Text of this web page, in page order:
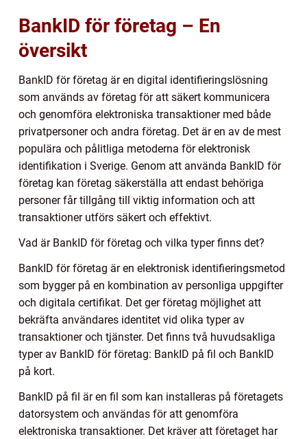
BankID för företag – En
översikt
BankID för företag är en digital identifieringslösning
som används av företag för att säkert kommunicera
och genomföra elektroniska transaktioner med både
privatpersoner och andra företag. Det är en av de mest
populära och pålitliga metoderna för elektronisk
identifikation i Sverige. Genom att använda BankID för
företag kan företag säkerställa att endast behöriga
personer får tillgång till viktig information och att
transaktioner utförs säkert och effektivt.
Vad är BankID för företag och vilka typer finns det?
BankID för företag är en elektronisk identifieringsmetod
som bygger på en kombination av personliga uppgifter
och digitala certifikat. Det ger företag möjlighet att
bekräfta användares identitet vid olika typer av
transaktioner och tjänster. Det finns två huvudsakliga
typer av BankID för företag: BankID på fil och BankID
på kort.
BankID på fil är en fil som kan installeras på företagets
datorsystem och användas för att genomföra
elektroniska transaktioner. Det kräver att företaget har